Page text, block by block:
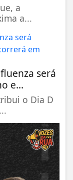
a
a...
será
e...
o Dia D